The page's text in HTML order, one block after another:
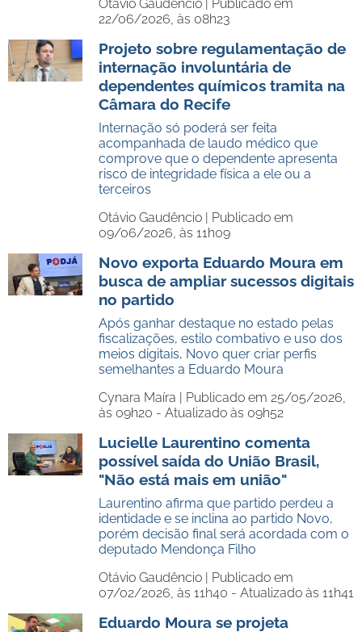
Otávio Gaudêncio | Publicado em
22/06/2026, às 08h23
Projeto sobre regulamentação de
internação involuntária de
dependentes químicos tramita na
Câmara do Recife
Internação só poderá ser feita
acompanhada de laudo médico que
comprove que o dependente apresenta
risco de integridade física a ele ou a
terceiros
Otávio Gaudêncio | Publicado em
09/06/2026, às 11h09
Novo exporta Eduardo Moura em
busca de ampliar sucessos digitais
no partido
Após ganhar destaque no estado pelas
fiscalizações, estilo combativo e uso dos
meios digitais, Novo quer criar perfis
semelhantes a Eduardo Moura
Cynara Maíra | Publicado em 25/05/2026,
às 09h20 - Atualizado às 09h52
Lucielle Laurentino comenta
possível saída do União Brasil,
"Não está mais em união"
Laurentino afirma que partido perdeu a
identidade e se inclina ao partido Novo,
porém decisão final será acordada com o
deputado Mendonça Filho
Otávio Gaudêncio | Publicado em
07/02/2026, às 11h40 - Atualizado às 11h41
Eduardo Moura se projeta